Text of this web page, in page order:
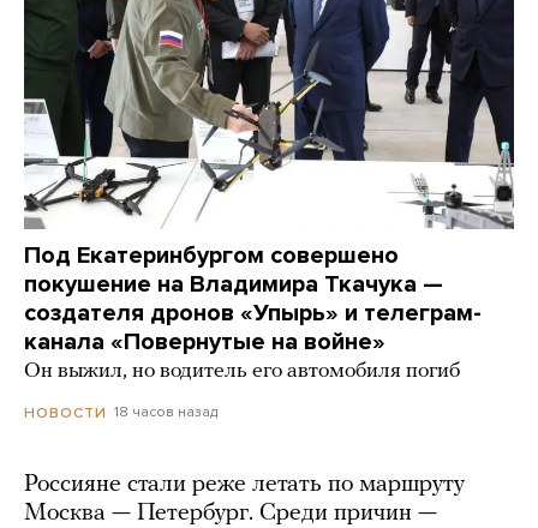
Под Екатеринбургом совершено
покушение на Владимира Ткачука —
создателя дронов «Упырь» и телеграм-
канала «Повернутые на войне»
Он выжил, но водитель его автомобиля погиб
НОВОСТИ 18 часов назад
Россияне стали реже летать по маршруту
Москва — Петербург. Среди причин —